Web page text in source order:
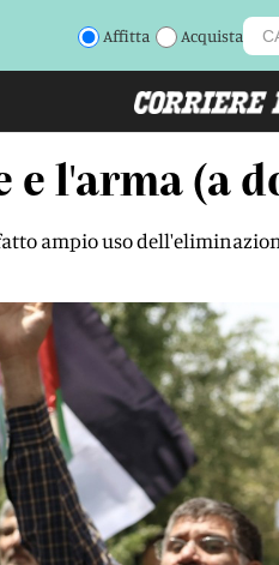
Affitta Acquista
e l'arma (a
ampio uso